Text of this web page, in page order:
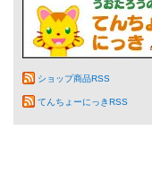
ショップ商品RSS
てんちょーにっきRSS